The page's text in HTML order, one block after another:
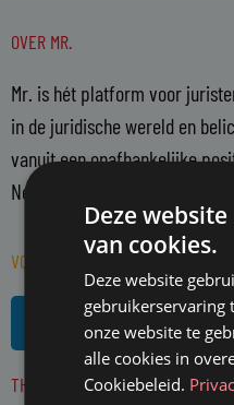
OVER MR.
Mr. is hét platform voor
in de juridische wereld en
vanuit een onafhankelijke
Nederland actieve juristen en
VOLG MR. OP SOCIAL MEDIA
R
s
s
THEMA'S
Deze
van cookies.
Deze website
gebruikerservaring
onze website te
alle cookies in
Cookiebeleid.